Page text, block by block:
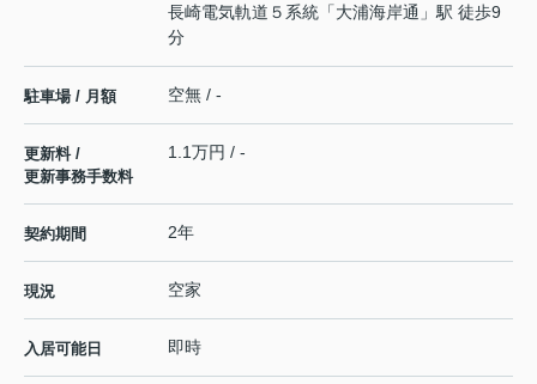
長崎電気軌道５系統 「大浦海岸通 」駅 徒歩9
分
駐車場 / 月額 空無 / -
更新料 /
更新事務手数料
1.1万円 / -
契約期間 2年
現況 空家
入居可能日 即時